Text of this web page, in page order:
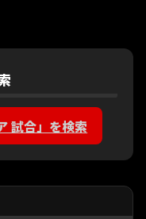
試合」を検索